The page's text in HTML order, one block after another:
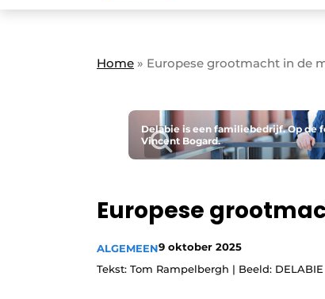
Home » Europese grootmacht in de
Delabie is een familiebedrijf. Op de
Vincent Bogard.
Europese
ALGEMEEN9 oktober 2025
Tekst: Tom Rampelbergh | Beeld: DELABIE